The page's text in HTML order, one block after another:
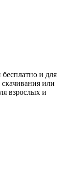
и для
или
взрослых и